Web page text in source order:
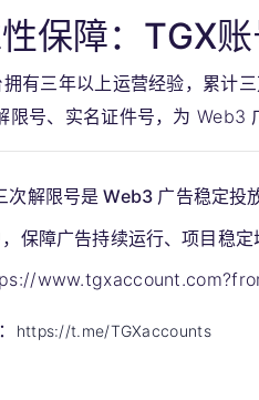
保障：TGX
拥有三年以上运营经验，累计
限号、实名证件号，为 Web3
次解限号是 Web3 广告稳定投
保障广告持续运行、项目稳定
https://t.me/TGXaccounts